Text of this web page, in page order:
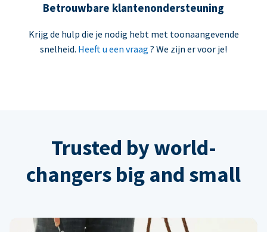
Betrouwbare klantenondersteuning
Krijg de hulp die je nodig hebt met toonaangevende
snelheid. Heeft u een vraag ? We zijn er voor je!
Trusted by world-
changers big and small